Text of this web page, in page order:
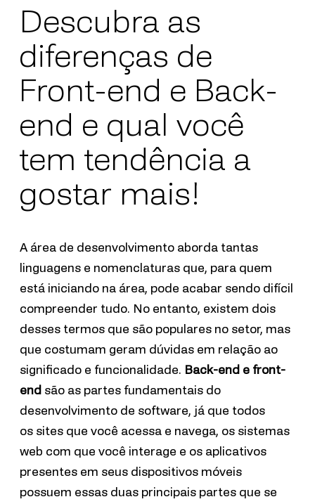
Descubra as
diferenças de
Front-end e Back-
end e qual você
tem tendência a
gostar mais!
Aárea de desenvolvimento aborda tantas
linguagens e nomenclaturas que, para quem
está iniciando na área, pode acabar sendo difícil
compreender tudo. No entanto, existem dois
desses termos que são populares no setor, mas
que costumam geram dúvidas em relação ao
significado e funcionalidade. Back-end e front-
end são as partes fundamentais do
desenvolvimento de software, já que todos
os sites que você acessa e navega, os sistemas
web com que você interage e os aplicativos
presentes em seus dispositivos móveis
possuem essas duas principais partes que se